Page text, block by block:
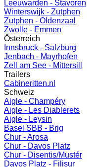
Leeuwarden - Stavoren
Winterswijk - Zutphen
Zutphen - Oldenzaal
Zwolle - Emmen
Österreich
Innsbruck - Salzburg
Jenbach - Mayrhofen
Zell am See - Mittersill
Trailers
Cabineritten.nl
Schweiz
Aigle - Champéry
Aigle - Les Diablerets
Aigle - Leysin
Basel SBB - Brig
Chur - Arosa
Chur - Davos Platz
Chur - Disentis/Mustér
Davos Platz - Filisur